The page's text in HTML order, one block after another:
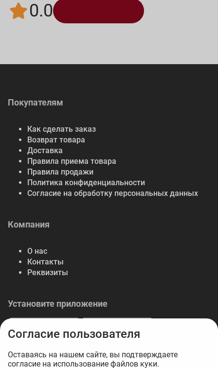
0.0
Покупателям
Как сделать заказ
Возврат товара
Доставка
Правила приема товара
Правила продажи
Политика конфиденциальности
Согласие на обработку персональных данных
Компания
О нас
Контакты
Реквизиты
Установите приложение
Согласие пользователя
Оставаясь на нашем сайте, вы подтверждаете
согласие на использование файлов куки.